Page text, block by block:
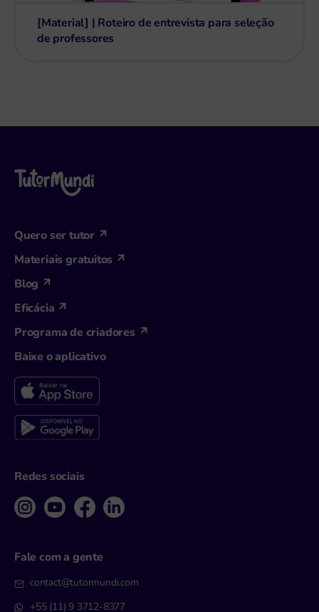
[Material] | Roteiro de entrevista para seleção
de professores
Quero ser tutor
Materiais gratuitos
Blog
Eficácia
Programa de criadores
Baixe o aplicativo
Redes sociais
Fale com a gente
contact@tutormundi.com
+55 (11) 9 3712-8377